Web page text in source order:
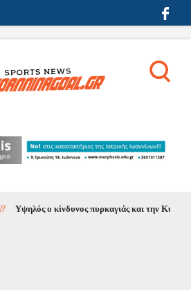
Υψηλός ο κίνδυνος πυρκαγιάς και την Κυριακή